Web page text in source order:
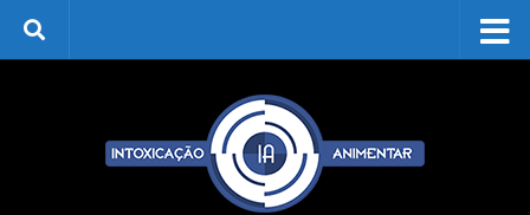
Skip to content